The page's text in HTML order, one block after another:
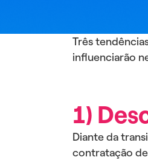
Três
influenciarão
1)
Diante da
contratação